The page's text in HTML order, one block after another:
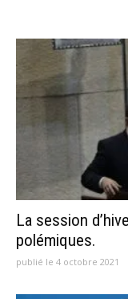
La session
polémiques.
publié le 4 octobre 2021